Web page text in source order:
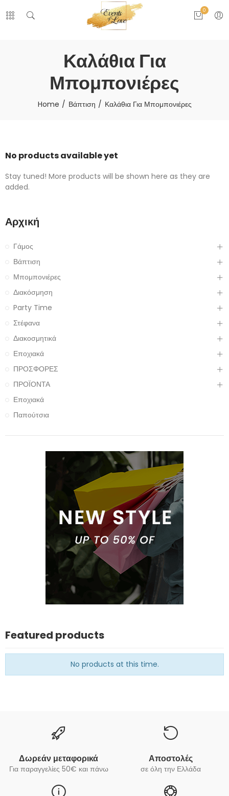
0
Καλάθια Για
Μπομπονιέρες
Home Βάπτιση Καλάθια Για Μπομπονιέρες
No products available yet
Stay tuned! More products will be shown here as they are
added.
Αρχική
Γάμος
Βάπτιση
Μπομπονιέρες
Διακόσμηση
Party Time
Στέφανα
Διακοσμητικά
Εποχιακά
ΠΡΟΣΦΟΡΕΣ
ΠΡΟΪΟΝΤΑ
Εποχιακά
Παπούτσια
Featured products
No products at this time.
Δωρεάν μεταφορικά
Για παραγγελίες 50€ και πάνω
Αποστολές
σε όλη την Ελλάδα